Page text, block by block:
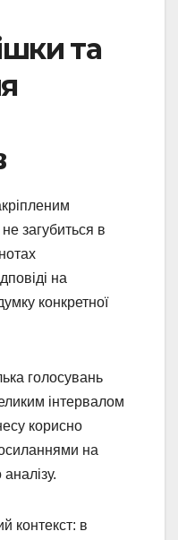
та
загубиться в
на
конкретної
голосувань
інтервалом
корисно
на
контекст: в